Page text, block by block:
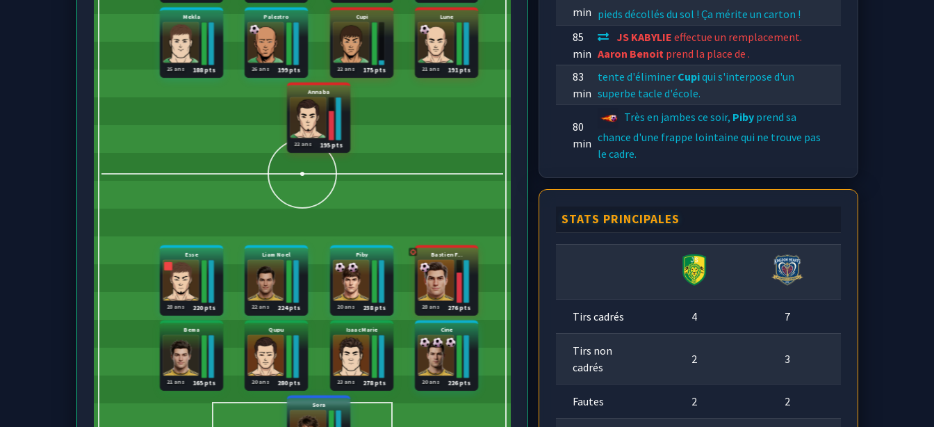
Mekla
188 pts
25 ans
Palestro
199 pts
26 ans
Cupi
175 pts
22 ans
Lune
191 pts
21 ans
Annaba
195 pts
22 ans
Sora
Bema
165 pts
21 ans
Qupu
280 pts
20 ans
Isaac Marie
278 pts
23 ans
Cine
226 pts
20 ans
Esse
220 pts
28 ans
Liam Noel
224 pts
22 ans
Piby
238 pts
20 ans
Bastien F...
276 pts
28 ans
min pieds décollés du sol ! Ça mérite un carton !
85
min
JS KABYLIE effectue un remplacement.
Aaron Benoit prend la place de.
83
min
tente d'éliminer Cupiqui s'interpose d'un
superbe tacle d'école.
80
min
Très en jambes ce soir, Piby prend sa
chance d'une frappe lointaine qui ne trouve pas
le cadre.
STATS PRINCIPALES
Tirs cadrés 4 7
Tirs non
cadrés
2 3
Fautes 2 2